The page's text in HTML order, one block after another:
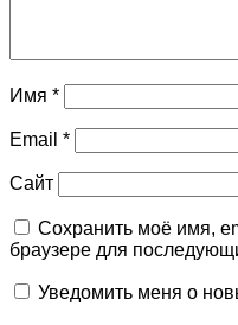
Имя *
Email *
Сайт
Сохранить моё имя,
браузере для
Уведомить меня о